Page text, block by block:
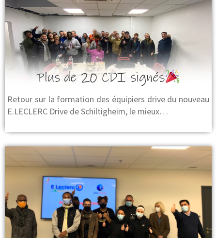
Plus de 20 CDI signés
Retour sur la formation des équipiers drive du nouveau
E.LECLERC Drive de Schiltigheim, le mieux…